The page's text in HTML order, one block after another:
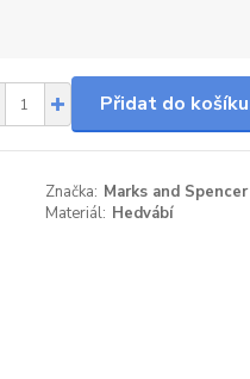
Přidat do košíku
Značka: Marks and Spencer
Materiál: Hedvábí